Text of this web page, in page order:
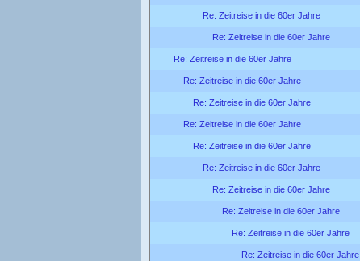
Re: Zeitreise in die 60er Jahre
Re: Zeitreise in die 60er Jahre
Re: Zeitreise in die 60er Jahre
Re: Zeitreise in die 60er Jahre
Re: Zeitreise in die 60er Jahre
Re: Zeitreise in die 60er Jahre
Re: Zeitreise in die 60er Jahre
Re: Zeitreise in die 60er Jahre
Re: Zeitreise in die 60er Jahre
Re: Zeitreise in die 60er Jahre
Re: Zeitreise in die 60er Jahre
Re: Zeitreise in die 60er Jahre